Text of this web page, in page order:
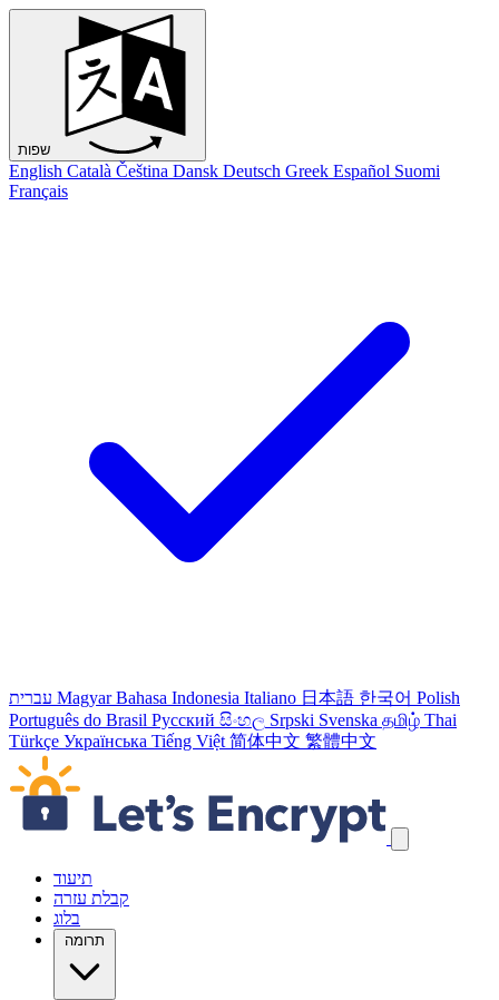
שפות
English Català Čeština Dansk Deutsch Greek Español Suomi
Français
עברית Magyar Bahasa Indonesia Italiano 日本語 한국어 Polish
Português do Brasil Русский සිංහල Srpski Svenska தமிழ் Thai
Türkçe Українська Tiếng Việt 简体中文 繁體中文
דילוג על קישורי הניווט
תיעוד
קבלת עזרה
בלוג
תרומה